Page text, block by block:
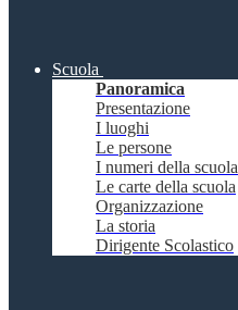
Scuola
Panoramica
Presentazione
I luoghi
Le persone
I numeri della scuola
Le carte della scuola
Organizzazione
La storia
Dirigente Scolastico